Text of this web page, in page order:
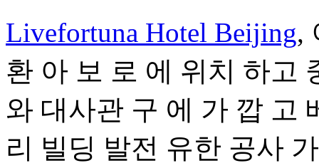
Livefortuna Hotel Beijing,
환 아 보 로 에 위치 하고
와 대사관 구 에 가 깝 고
리 빌딩 발전 유한 공사